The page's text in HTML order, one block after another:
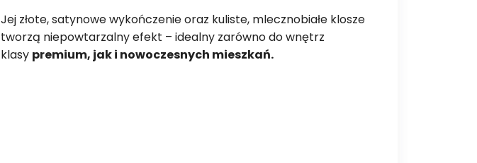
Jej złote, satynowe wykończenie oraz kuliste, mlecznobiałe klosze
tworzą niepowtarzalny efekt – idealny zarówno do wnętrz
klasy premium, jak i nowoczesnych mieszkań.